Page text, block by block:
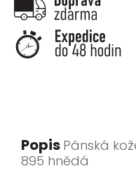
Popis Pánská
895 hnědá